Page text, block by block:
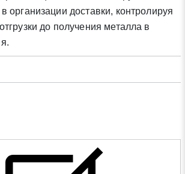
организации доставки, контролируя
до получения металла в